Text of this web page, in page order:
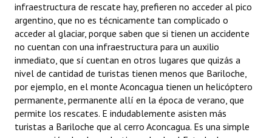
infraestructura de rescate hay, prefieren no acceder al pico
argentino, que no es técnicamente tan complicado o
acceder al glaciar, porque saben que si tienen un accidente
no cuentan con una infraestructura para un auxilio
inmediato, que sí cuentan en otros lugares que quizás a
nivel de cantidad de turistas tienen menos que Bariloche,
por ejemplo, en el monte Aconcagua tienen un helicóptero
permanente, permanente allí en la época de verano, que
permite los rescates. E indudablemente asisten más
turistas a Bariloche que al cerro Aconcagua. Es una simple